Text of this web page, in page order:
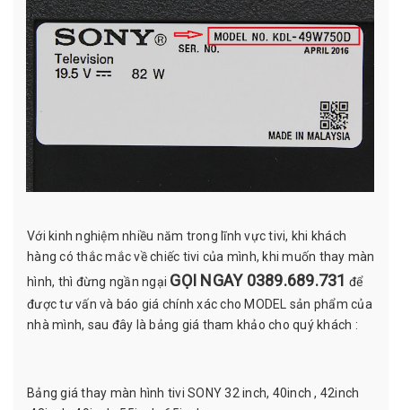
Với kinh nghiệm nhiều năm trong lĩnh vực tivi, khi khách
hàng có thắc mắc về chiếc tivi của mình, khi muốn thay màn
hình, thì đừng ngần ngại GỌI NGAY 0389.689.731 để
được tư vấn và báo giá chính xác cho MODEL sản phẩm của
nhà mình, sau đây là bảng giá tham khảo cho quý khách :
Bảng giá thay màn hình tivi SONY 32 inch, 40inch , 42inch